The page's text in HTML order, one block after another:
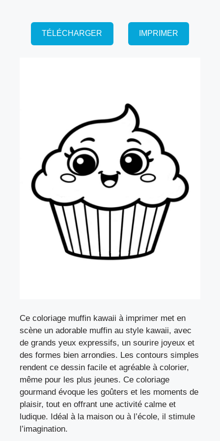
TÉLÉCHARGER IMPRIMER
Ce coloriage muffin kawaii à imprimer met en
scène un adorable muffin au style kawaii, avec
de grands yeux expressifs, un sourire joyeux et
des formes bien arrondies. Les contours simples
rendent ce dessin facile et agréable à colorier,
même pour les plus jeunes. Ce coloriage
gourmand évoque les goûters et les moments de
plaisir, tout en offrant une activité calme et
ludique. Idéal à la maison ou à l’école, il stimule
l’imagination.